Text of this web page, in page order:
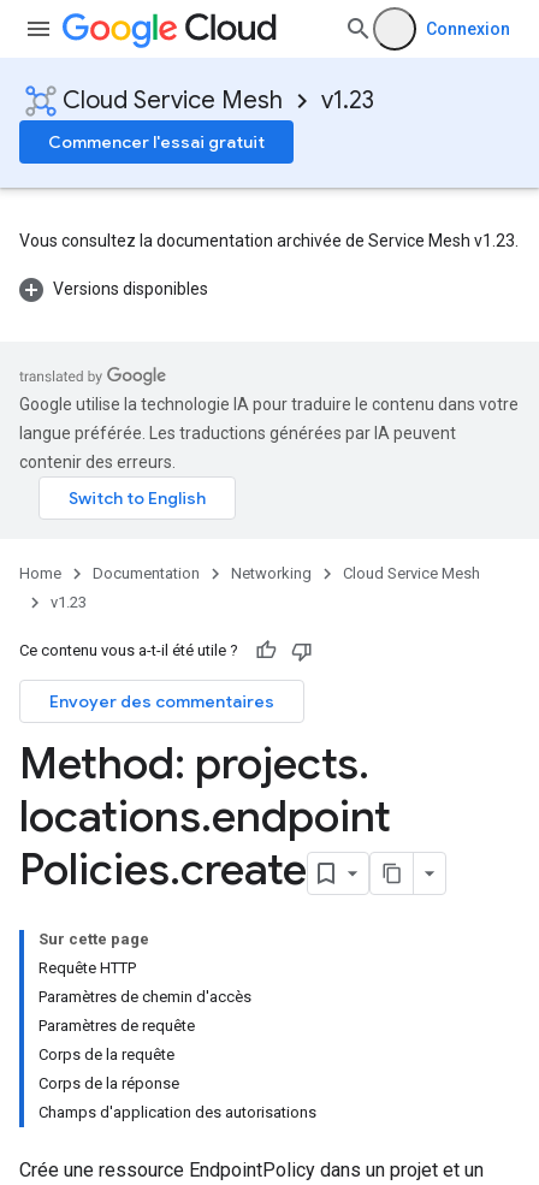
Connexion
Cloud Service Mesh v1.23
Commencer l'essai gratuit
Vous consultez la documentation archivée de Service Mesh v1.23.
Versions disponibles
Google utilise la technologie IA pour traduire le contenu dans votre
langue préférée. Les traductions générées par IA peuvent
contenir des erreurs.
Home Documentation Networking
Cloud Service Mesh
v1.23
Ce contenu vous a-t-il été utile ?
Envoyer des commentaires
Method: projects.
locations.endpoint
Policies.create
Sur cette page
Requête HTTP
Paramètres de chemin d'accès
Paramètres de requête
Corps de la requête
Corps de la réponse
Champs d'application des autorisations
Crée une ressource EndpointPolicy dans un projet et un